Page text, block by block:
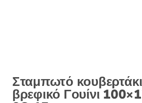
Σταμπωτό
βρεφικό Γουίνι